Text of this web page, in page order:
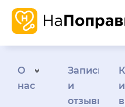
О
нас
Запись
и
отзывы
и